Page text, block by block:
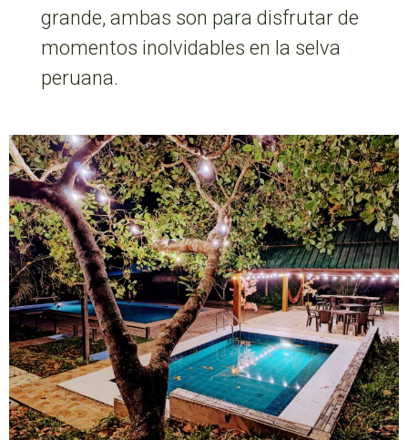
grande, ambas son para disfrutar de
momentos inolvidables en la selva
peruana.